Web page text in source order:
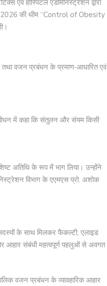
एवं हॉस्पिटल एडमिनिस्ट्रेशन द्वारा
2026 की थीम “Control of Obesity
तथा वजन प्रबंधन के प्रमाण-आधारित एवं
में कहा कि संतुलन और संयम किसी
अतिथि के रूप में भाग लिया। उन्होंने
विभाग के एएमएस प्रो. अशोक
सदस्यों के साथ मिलकर फैकल्टी, एलाइड
आहार संबंधी महत्वपूर्ण पहलुओं से अवगत
वजन प्रबंधन के व्यावहारिक आहार